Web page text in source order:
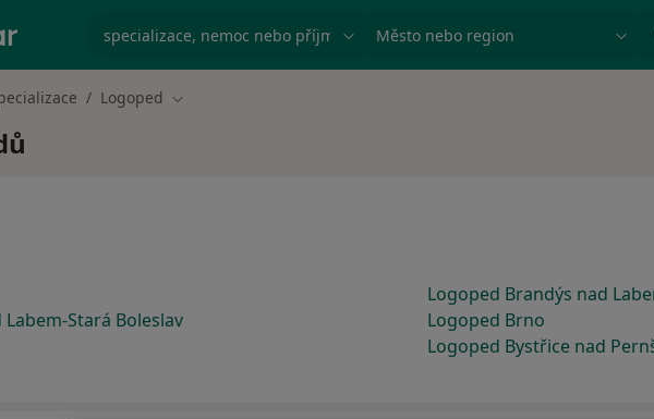
specializace, nemoc nebo příjmení Město nebo region
Logoped Změna města
Logoped Brandýs nad
Stará Boleslav
Logoped Brno
Logoped Bystřice nad